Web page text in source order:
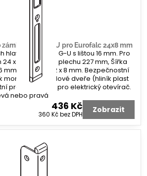
G-U tvar U pro Eurofalc 24x8 mm
hlavního zámku G-U s lištou 16 mm. Pro
x 8 mm. Délka plechu 227 mm, Šířka
mm. Koncovka 2 x 8 mm. Bezpečnostní
montáži na profilové dveře (hliník plast
protiplech bez pro elektrický otevírač.
nebo pravá
436 Kč
360 Kčbez DPH Zobrazit